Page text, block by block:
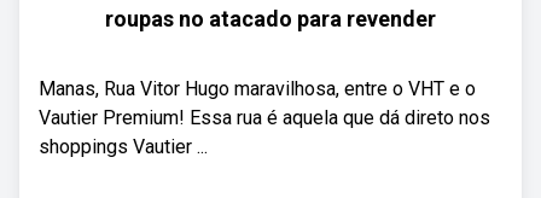
roupas no atacado para revender
Manas, Rua Vitor Hugo maravilhosa, entre o VHT e o
Vautier Premium! Essa rua é aquela que dá direto nos
shoppings Vautier ...